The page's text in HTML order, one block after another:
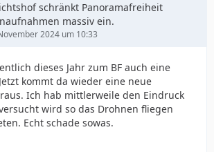
schränkt Panoramafreiheit
massiv ein.
2024 um 10:33
dieses Jahr zum BF auch eine
kommt da wieder eine neue
Ich hab mittlerweile den Eindruck
wird so das Drohnen fliegen
Echt schade sowas.